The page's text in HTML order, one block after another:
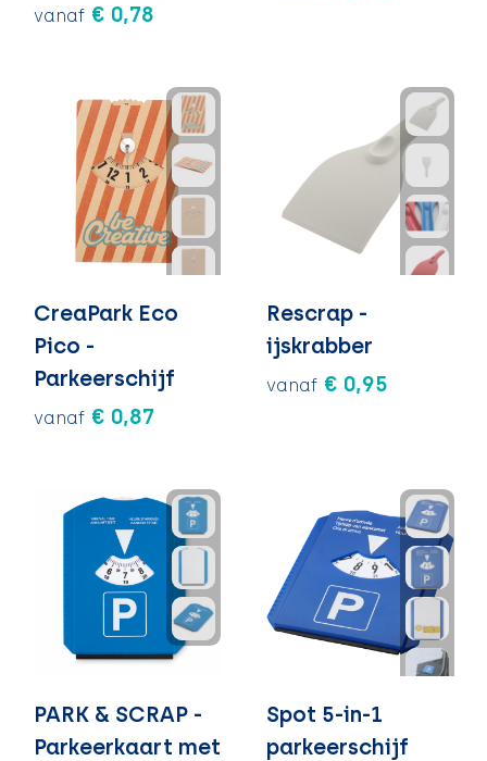
vanaf € 0,78
CreaPark Eco
Pico -
Parkeerschijf
vanaf € 0,87
Rescrap -
ijskrabber
vanaf € 0,95
PARK & SCRAP -
Parkeerkaart met
Spot 5-in-1
parkeerschijf